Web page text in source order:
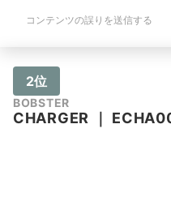
コンテンツの誤りを送信する
2位
BOBSTER
CHARGER